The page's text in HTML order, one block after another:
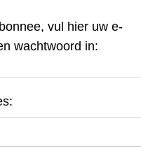
vul hier uw e-
wachtwoord in: